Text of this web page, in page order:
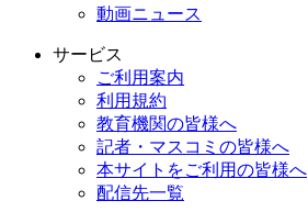
動画ニュース
サービス
ご利用案内
利用規約
教育機関の皆様へ
記者・マスコミの皆様へ
本サイトをご利用の皆様へ
配信先一覧